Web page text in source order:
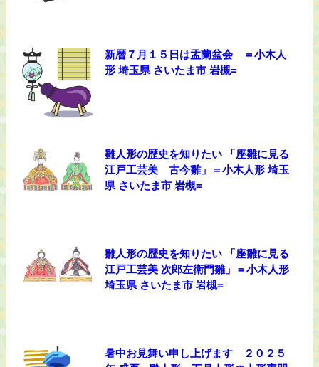
新暦７月１５日は盂蘭盆会 ＝小木人
形 埼玉県 さいたま市 岩槻=
雛人形の歴史を知りたい 「座雛に見る
江戸工芸美 古今雛」＝小木人形 埼玉
県 さいたま市 岩槻=
雛人形の歴史を知りたい 「座雛に見る
江戸工芸美 次郎左衛門雛」＝小木人形
埼玉県 さいたま市 岩槻=
暑中お見舞い申し上げます ２０２５